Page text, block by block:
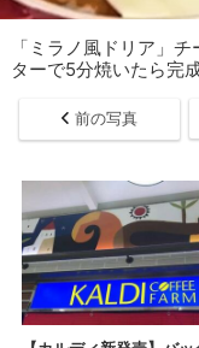
「ミラノ風ドリア」
ターで5分焼いたら完
前の写真